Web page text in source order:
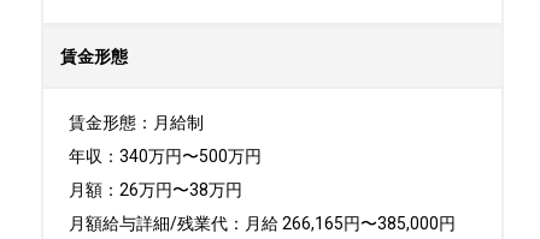
賃金形態
賃金形態：月給制
年収：340万円〜500万円
月額：26万円〜38万円
月額給与詳細/残業代：⽉給 266,165円〜385,000円